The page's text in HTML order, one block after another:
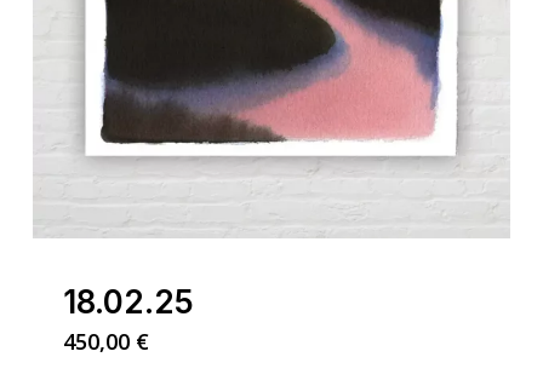
18.02.25
450,00 €